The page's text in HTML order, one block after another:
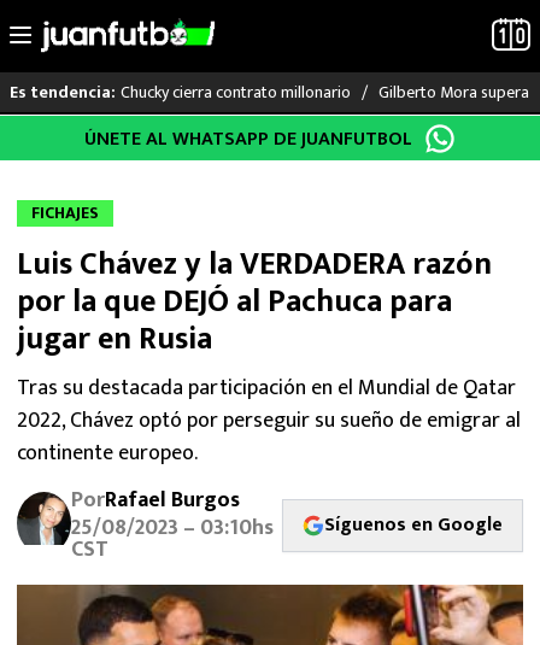
al
Es tendencia: Chucky cierra contrato millonario Gilberto Mora supera
LO ÚLTIMO
LIGA MX
RAYADOS
PUMAS
ATLANTE
SELECCIÓN MEXICANA
FUTBOL INTERNACIONAL
MEXICANOS EN EL EXTRANJERO
FUTBOL ESTUFA
ÚNETE AL WHATSAPP DE JUANFUTBOL
FICHAJES
Luis Chávez y la VERDADERA razón
por la que DEJÓ al Pachuca para
jugar en Rusia
Tras su destacada participación en el Mundial de Qatar
2022, Chávez optó por perseguir su sueño de emigrar al
continente europeo.
PorRafael Burgos
25/08/2023 – 03:10hs
CST
Síguenos en Google